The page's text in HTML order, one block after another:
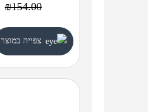
₪154.00
צפייה במוצר